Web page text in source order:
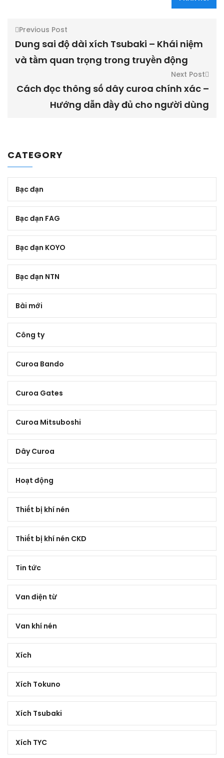
Previous Post
Dung sai độ dài xích Tsubaki – Khái niệm
và tầm quan trọng trong truyền động
Next Post
Cách đọc thông số dây curoa chính xác –
Hướng dẫn đầy đủ cho người dùng
CATEGORY
Bạc đạn
Bạc đạn FAG
Bạc đạn KOYO
Bạc đạn NTN
Bài mới
Công ty
Curoa Bando
Curoa Gates
Curoa Mitsuboshi
Dây Curoa
Hoạt động
Thiết bị khí nén
Thiết bị khí nén CKD
Tin tức
Van điện từ
Van khí nén
Xích
Xích Tokuno
Xích Tsubaki
Xích TYC